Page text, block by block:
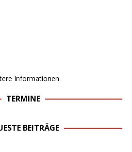
Informationen
TERMINE
BEITRÄGE